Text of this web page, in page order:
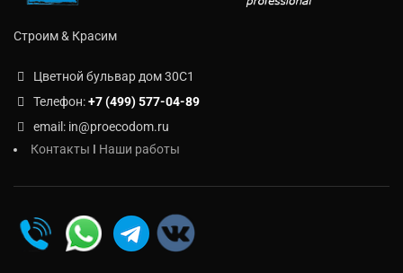
Строим & Красим
Цветной бульвар дом 30C1
Телефон:+7 (499) 577-04-89
email: in@proecodom.ru
Контакты I Наши работы